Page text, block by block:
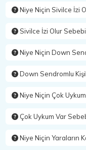
Niye Niçin Sivilce İzi
Sivilce İzi Olur
Niye Niçin Down
Down Sendromlu
Niye Niçin Çok
Çok Uykum Var
Niye Niçin Yaraların